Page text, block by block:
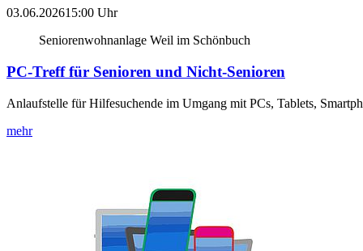
03.06.202615:00 Uhr
Seniorenwohnanlage Weil im Schönbuch
PC-Treff für Senioren und Nicht-Senioren
Anlaufstelle für Hilfesuchende im Umgang mit PCs, Tablets,
mehr